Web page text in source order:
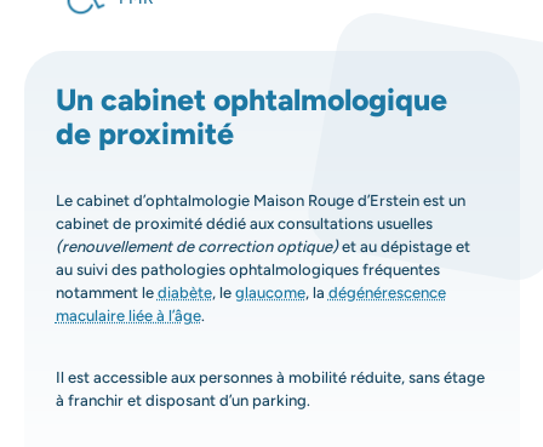
Un cabinet ophtalmologique
de proximité
Le cabinet d’ophtalmologie Maison Rouge d’Erstein est un
cabinet de proximité dédié aux consultations usuelles
(renouvellement de correction optique)et au dépistage et
au suivi des pathologies ophtalmologiques fréquentes
notamment le diabète, le glaucome, la dégénérescence
maculaire liée à l’âge.
Il est accessible aux personnes à mobilité réduite, sans étage
à franchir et disposant d’un parking.